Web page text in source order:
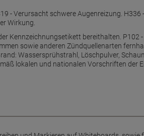
- Verursacht schwere Augenreizung.
Wirkung.
Kennzeichnungsetikett bereithalten. P102
sowie anderen Zündquellenarten
Wassersprühstrahl, Löschpulver,
lokalen und nationalen Vorschriften der